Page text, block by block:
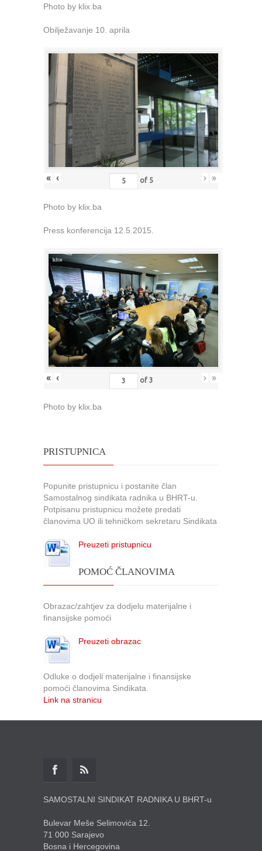
Photo by klix.ba
Obilježavanje 10. aprila
« ‹ of 5 › »
Photo by klix.ba
Press konferencija 12.5.2015.
« ‹ of 3 › »
Photo by klix.ba
PRISTUPNICA
Popunite pristupnicu i postanite član
Samostalnog sindikata radnika u BHRT-u.
Potpisanu pristupnicu možete predati
članovima UO ili tehničkom sekretaru Sindikata
Preuzeti pristupnicu
POMOĆ ČLANOVIMA
Obrazac/zahtjev za dodjelu materijalne i
finansijske pomoći
Preuzeti obrazac
Odluke o dodjeli materijalne i finansijske
pomoći članovima Sindikata.
Link na stranicu
SAMOSTALNI SINDIKAT RADNIKA U BHRT-u
Bulevar Meše Selimovića 12.
71 000 Sarajevo
Bosna i Hercegovina